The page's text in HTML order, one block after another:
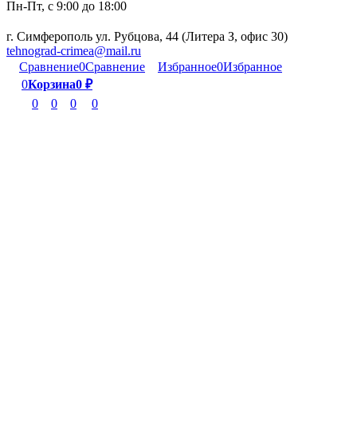
Пн-Пт, c 9:00 до 18:00
г. Симферополь ул. Рубцова, 44 (Литера З, офис 30)
tehnograd-crimea@mail.ru
Сравнение0Сравнение Избранное0Избранное
0Корзина0 ₽
0
0 0 0